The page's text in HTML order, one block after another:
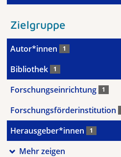
Zielgruppe
Autor*innen 1
Bibliothek 1
Forschungseinrichtung 1
Forschungsförderinstitution
Herausgeber*innen 1
Mehr zeigen